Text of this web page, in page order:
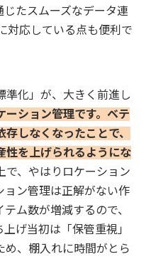
たスムーズなデータ連
対応している点も便利で
準化」が、大きく前進し
ーション管理です。ベテ
しなくなったことで、
性を上げられるようにな
で、やはりロケーション
ョン管理は正解がない作
ム数が増減するので、
げ当初は「保管重視」
め、棚入れに時間がとら